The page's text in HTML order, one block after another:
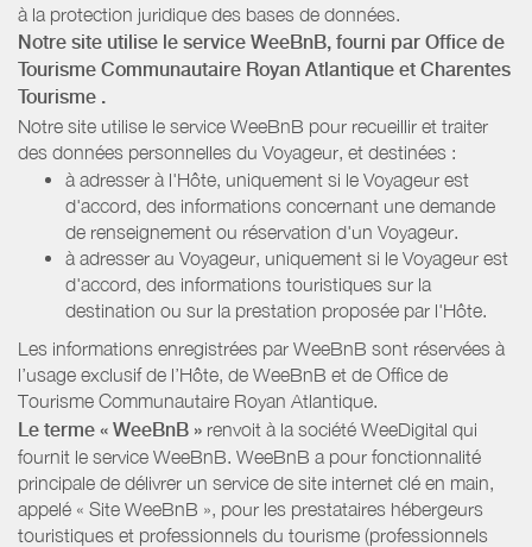
à la protection juridique des bases de données.
Notre site utilise le service WeeBnB, fourni par Office de
Tourisme Communautaire Royan Atlantique et Charentes
Tourisme .
Notre site utilise le service WeeBnB pour recueillir et traiter
des données personnelles du Voyageur, et destinées :
à adresser à l'Hôte, uniquement si le Voyageur est
d'accord, des informations concernant une demande
de renseignement ou réservation d'un Voyageur.
à adresser au Voyageur, uniquement si le Voyageur est
d'accord, des informations touristiques sur la
destination ou sur la prestation proposée par l'Hôte.
Les informations enregistrées par WeeBnB sont réservées à
l’usage exclusif de l’Hôte, de WeeBnB et de Office de
Tourisme Communautaire Royan Atlantique.
Le terme « WeeBnB » renvoit à la société WeeDigital qui
fournit le service WeeBnB. WeeBnB a pour fonctionnalité
principale de délivrer un service de site internet clé en main,
appelé « Site WeeBnB », pour les prestataires hébergeurs
touristiques et professionnels du tourisme (professionnels